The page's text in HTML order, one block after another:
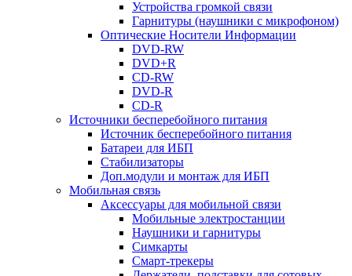
Устройства громкой связи
Гарнитуры (наушники с микрофоном)
Оптические Носители Информации
DVD-RW
DVD+R
CD-RW
DVD-R
CD-R
Источники бесперебойного питания
Источник бесперебойного питания
Батареи для ИБП
Стабилизаторы
Доп.модули и монтаж для ИБП
Мобильная связь
Аксессуары для мобильной связи
Мобильные электростанции
Наушники и гарнитуры
Симкарты
Смарт-трекеры